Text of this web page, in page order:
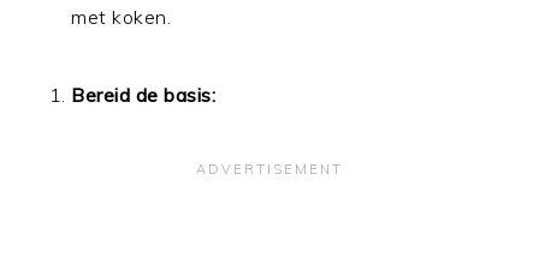
met koken.
Bereid de basis: